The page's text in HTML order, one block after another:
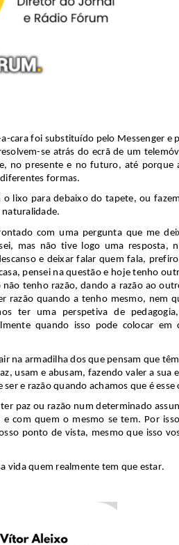
cara foi substituído pelo Messenger e
se atrás do ecrã de um
no presente e no futuro, até porque
formas.
lixo para debaixo do tapete, ou
naturalidade.
com uma pergunta que me
mas não tive logo uma resposta,
e deixar falar quem fala,
pensei na questão e hoje tenho
tenho razão, dando a razão ao
razão quando a tenho mesmo, nem
ter uma perspetiva de
quando isso pode colocar em
na armadilha dos que pensam que
usam e abusam, fazendo valer a sua
ser e razão quando achamos que é
paz ou razão num determinado
com quem o mesmo se tem. Por
ponto de vista, mesmo que isso
vida quem realmente tem que estar.